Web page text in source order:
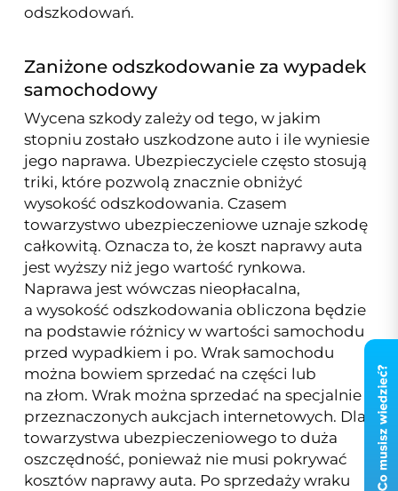
odszkodowań.
Zaniżone odszkodowanie za wypadek
samochodowy
Wycena szkody zależy od tego, w jakim
stopniu zostało uszkodzone auto i ile wyniesie
jego naprawa. Ubezpieczyciele często stosują
triki, które pozwolą znacznie obniżyć
wysokość odszkodowania. Czasem
towarzystwo ubezpieczeniowe uznaje szkodę
całkowitą. Oznacza to, że koszt naprawy auta
jest wyższy niż jego wartość rynkowa.
Naprawa jest wówczas nieopłacalna,
a wysokość odszkodowania obliczona będzie
na podstawie różnicy w wartości samochodu
przed wypadkiem i po. Wrak samochodu
można bowiem sprzedać na części lub
na złom. Wrak można sprzedać na specjalnie
przeznaczonych aukcjach internetowych. Dla
towarzystwa ubezpieczeniowego to duża
oszczędność, ponieważ nie musi pokrywać
kosztów naprawy auta. Po sprzedaży wraku